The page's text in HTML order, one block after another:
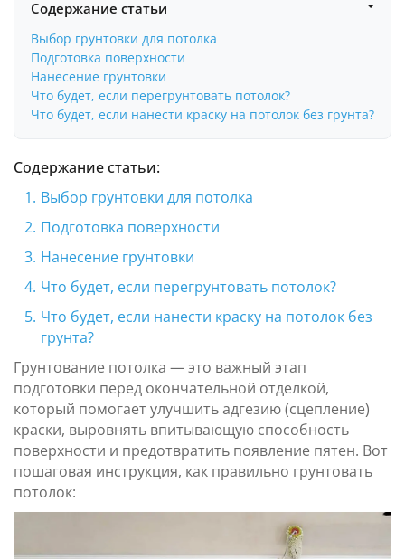
Содержание статьи
Выбор грунтовки для потолка
Подготовка поверхности
Нанесение грунтовки
Что будет, если перегрунтовать потолок?
Что будет, если нанести краску на потолок без грунта?
Содержание статьи:
Выбор грунтовки для потолка
Подготовка поверхности
Нанесение грунтовки
Что будет, если перегрунтовать потолок?
Что будет, если нанести краску на потолок без
грунта?
Грунтование потолка — это важный этап
подготовки перед окончательной отделкой,
который помогает улучшить адгезию (сцепление)
краски, выровнять впитывающую способность
поверхности и предотвратить появление пятен. Вот
пошаговая инструкция, как правильно грунтовать
потолок: